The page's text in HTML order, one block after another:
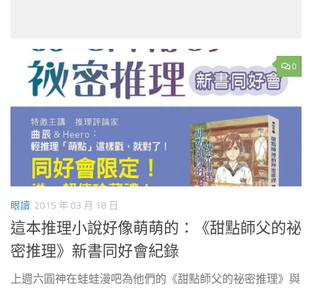
0
眼讀 2015 年 03 月 18 日
這本推理小說好像萌萌的：《甜點師父的祕
密推理》新書同好會紀錄
上週六圓神在蛙蛙漫吧為他們的《甜點師父的祕密推理》與